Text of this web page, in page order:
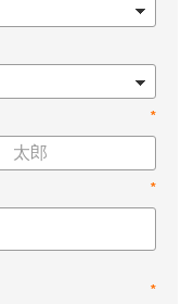
*
*
*